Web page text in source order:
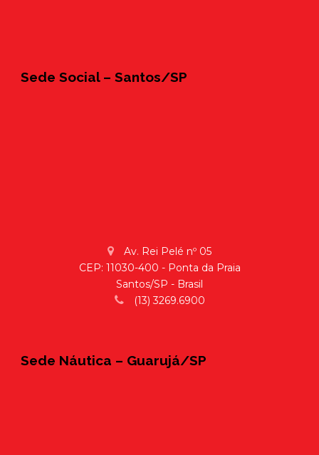
Sede Social – Santos/SP
Av. Rei Pelé nº 05
CEP: 11030-400 - Ponta da Praia
Santos/SP - Brasil
(13) 3269.6900
Sede Náutica – Guarujá/SP